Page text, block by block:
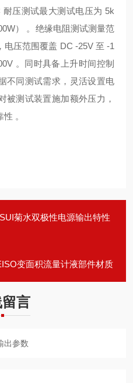
耐压测试最大测试电压为 5k
） 。绝缘电阻测试测量范
压范围覆盖 DC -25V 至 -1
。同时具备上升时间控制
不同测试需求，灵活设置电
被测试装置施加额外压力，
。
菊水双极性电源输出特性
变面积流量计液部件材质
言